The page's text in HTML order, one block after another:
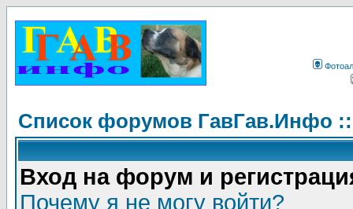
Список форумов ГавГав.Инфо
Вход на форум и
Почему я не могу войти?